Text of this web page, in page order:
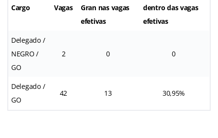
Cargo Vagas
Gran nas vagas
efetivas
dentro das vagas
efetivas
Delegado /
NEGRO /
GO
2 0 0
Delegado /
GO
42 13 30,95%